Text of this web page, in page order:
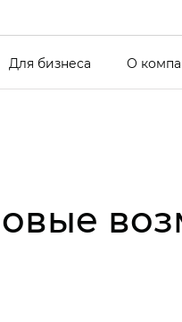
Для бизнеса О